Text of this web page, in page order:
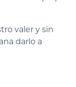
valer y sin
darlo a